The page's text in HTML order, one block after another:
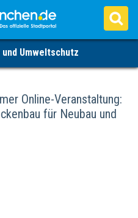
Umweltschutz
Online-Veranstaltung:
für Neubau und